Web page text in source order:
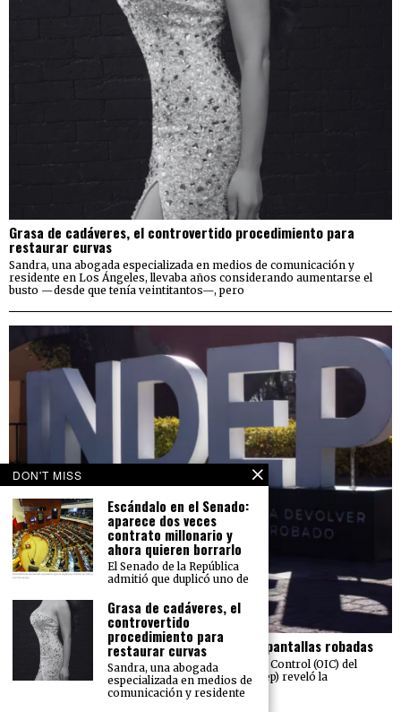
Grasa de cadáveres, el controvertido procedimiento para
restaurar curvas
Sandra, una abogada especializada en medios de comunicación y
residente en Los Ángeles, llevaba años considerando aumentarse el
busto —desde que tenía veintitantos—, pero
El Indep pierde más de 23 mdp en carros y pantallas robadas
Una auditoría realizada por el Órgano Interno de Control (OIC) del
Instituto para Devolver al Pueblo lo Robado (Indep) reveló la
DON'T MISS
Escándalo en el Senado:
aparece dos veces
contrato millonario y
ahora quieren borrarlo
El Senado de la República
admitió que duplicó uno de
Grasa de cadáveres, el
controvertido
procedimiento para
restaurar curvas
Sandra, una abogada
especializada en medios de
comunicación y residente